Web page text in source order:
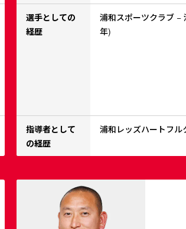
選手としての
経歴
浦和スポーツクラブ −
年)
指導者として
の経歴
浦和レッズハートフ